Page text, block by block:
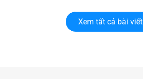
Xem tất cả bài viết